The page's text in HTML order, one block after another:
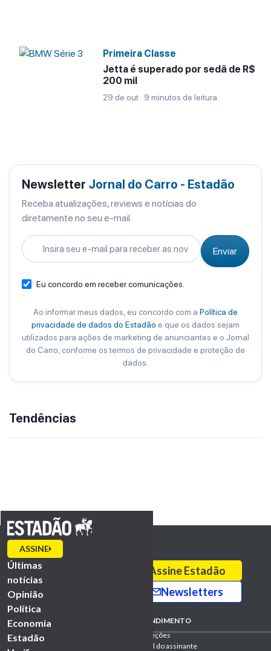
Primeira Classe
Jetta é superado por sedã de R$
200 mil
29 de out · 9 minutos de leitura.
Newsletter Jornal do Carro - Estadão
Receba atualizações, reviews e notícias do
diretamente no seu e-mail.
Enviar
Eu concordo em receber comunicações.
Ao informar meus dados, eu concordo com a Política de
privacidade de dados do Estadão e que os dados sejam
utilizados para ações de marketing de anunciantes e o Jornal
do Carro, conforme os termos de privacidade e proteção de
dados.
Tendências